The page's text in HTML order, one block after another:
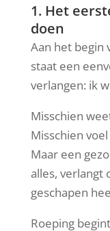
1. Het
doen
Aan het begin
staat een
verlangen: ik
Misschien
Misschien
Maar een
alles, verlangt
geschapen
Roeping